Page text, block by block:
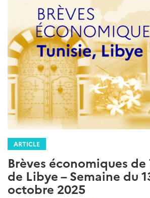
ARTICLE
Brèves économiques
de Libye – Semaine du
octobre 2025